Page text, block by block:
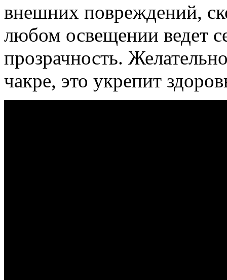
внешних повреждений,
любом освещении ведет
прозрачность.
чакре, это укрепит